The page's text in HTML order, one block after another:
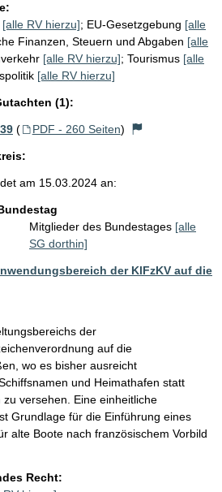
[alle RV hierzu]; EU-Gesetzgebung [alle
Finanzen, Steuern und Abgaben [alle
[alle RV hierzu]; Tourismus [alle
[alle RV hierzu]
(1):
( PDF - 260 Seiten)
am 15.03.2024 an:
Mitglieder des Bundestages [alle
SG dorthin]
der KlFzKV auf die
der
auf die
wo es bisher ausreicht
und Heimathafen statt
versehen. Eine einheitliche
Grundlage für die Einführung eines
alte Boote nach französischem Vorbild
Recht: